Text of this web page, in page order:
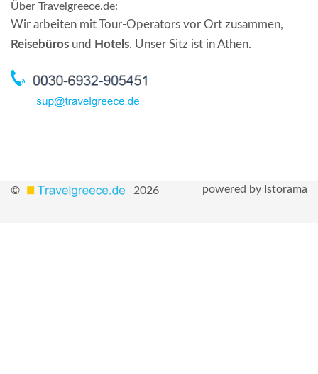
Über Travelgreece.de:
Wir arbeiten mit Tour-Operators vor Ort zusammen,
Reisebüros und Hotels. Unser Sitz ist in Athen.
© 2026 powered by Istorama